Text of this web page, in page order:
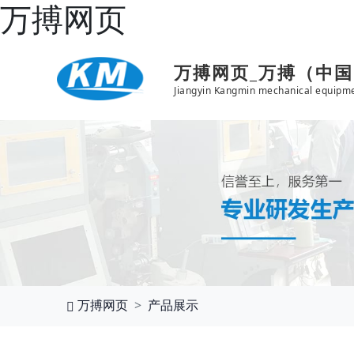
万搏网页
万搏网页_万搏（中
Jiangyin Kangmin mechanical
万搏网页 产品展示